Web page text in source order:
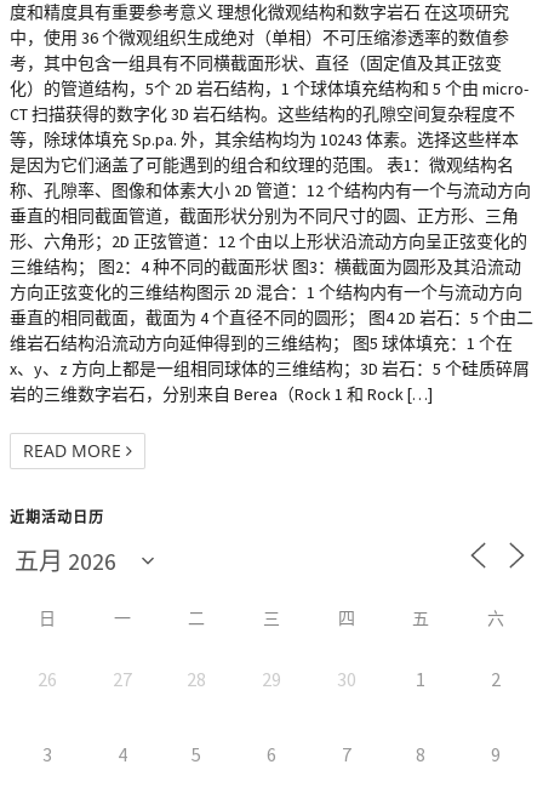
度和精度具有重要参考意义 理想化微观结构和数字岩石 在这项研究
中，使用 36 个微观组织生成绝对（单相）不可压缩渗透率的数值参
考，其中包含一组具有不同横截面形状、直径（固定值及其正弦变
化）的管道结构，5个 2D 岩石结构，1 个球体填充结构和 5 个由 micro-
CT 扫描获得的数字化 3D 岩石结构。这些结构的孔隙空间复杂程度不
等，除球体填充 Sp.pa. 外，其余结构均为 10243 体素。选择这些样本
是因为它们涵盖了可能遇到的组合和纹理的范围。 表1：微观结构名
称、孔隙率、图像和体素大小 2D 管道：12 个结构内有一个与流动方向
垂直的相同截面管道，截面形状分别为不同尺寸的圆、正方形、三角
形、六角形；2D 正弦管道：12 个由以上形状沿流动方向呈正弦变化的
三维结构； 图2：4 种不同的截面形状 图3：横截面为圆形及其沿流动
方向正弦变化的三维结构图示 2D 混合：1 个结构内有一个与流动方向
垂直的相同截面，截面为 4 个直径不同的圆形； 图4 2D 岩石：5 个由二
维岩石结构沿流动方向延伸得到的三维结构； 图5 球体填充：1 个在
x、y、z 方向上都是一组相同球体的三维结构；3D 岩石：5 个硅质碎屑
岩的三维数字岩石，分别来自 Berea（Rock 1 和 Rock […]
READ MORE
近期活动日历
日 一 二 三 四 五 六
26 27 28 29 30 1 2
3 4 5 6 7 8 9